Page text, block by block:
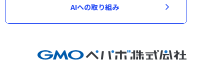
AIへの取り組み